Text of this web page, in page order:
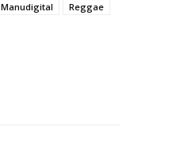
Manudigital
Reggae